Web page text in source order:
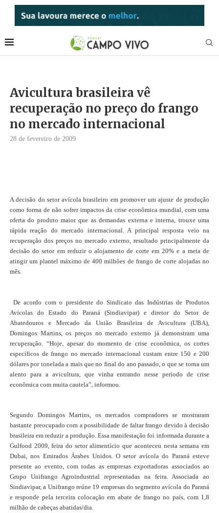
Avicultura brasileira vê
recuperação no preço do frango
no mercado internacional
28 de fevereiro de 2009
A decisão do setor avícola brasileiro em promover um ajuste de produção
como forma de não sofrer impactos da crise econômica mundial, com uma
oferta do produto maior que as demandas externa e interna, trouxe uma
rápida reação do mercado internacional. A principal resposta veio na
recuperação dos preços no mercado externo, resultado principalmente da
decisão do setor em reduzir o alojamento de corte em 20% e a meta de
atingir um plantel máximo de 400 milhões de frango de corte alojadas no
mês.
De acordo com o presidente do Sindicato das Indústrias de Produtos
Avícolas do Estado do Paraná (Sindiavipar) e diretor do Setor de
Abatedouros e Mercado da União Brasileira de Avicultura (UBA),
Domingos Martins, os preços no mercado externo já demonstram uma
recuperação. “Hoje, apesar do momento de crise econômica, os cortes
específicos de frango no mercado internacional custam entre 150 e 200
dólares por tonelada a mais que no final do ano passado, o que se torna um
alento para a avicultura, que vinha entrando nesse período de crise
econômica com muita cautela”, informou.
Segundo Domingos Martins, os mercados compradores se mostraram
bastante preocupado com a possibilidade de faltar frango devido à decisão
brasileira em reduzir a produção. Essa manifestação foi informada durante a
Gulfood 2009, feira do setor alimentício que aconteceu nesta semana em
Dubai, nos Emirados Árabes Unidos. O setor avícola do Paraná esteve
presente ao evento, com todas as empresas exportadoras associados ao
Grupo Unifrango Agroindustrial representadas na feira. Associada ao
Sindiavipar, a Unifrango reúne 19 empresas do segmento avícola do Paraná
e responde pela terceira colocação em abate de frango no país, com 1,8
milhão de cabeças abatidas/dia.